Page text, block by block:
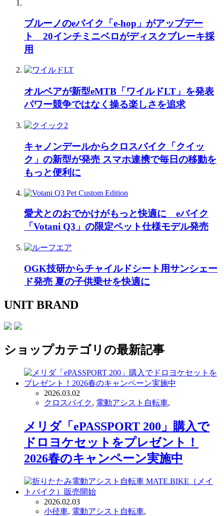
ブルーノのeバイク「e-hop」がアップデー
ト 20インチミニベロがディスクブレーキ採
用
オルベアが新型eMTB「ワイルドLT」を発表
パワー競争ではなく操る楽しさを追求
キャノンデールからクロスバイク「クイッ
ク」の新型が発売 スマホ連携で毎日の移動を
もっと便利に
愛犬とのおでかけがもっと快適に eバイク
「Votani Q3」の限定ペット仕様モデル発売
OGK技研からチャイルドシート用サンシェー
ド発売 夏の子供乗せを快適に
UNIT BRAND
ショップカテゴリの最新記事
2026.03.02
クロスバイク, 電動アシスト自転車,
メリダ「ePASSPORT 200」購入で
ドロヨケセットをプレゼント！
2026春のキャンペーン実施中
2026.02.03
小径車, 電動アシスト自転車,